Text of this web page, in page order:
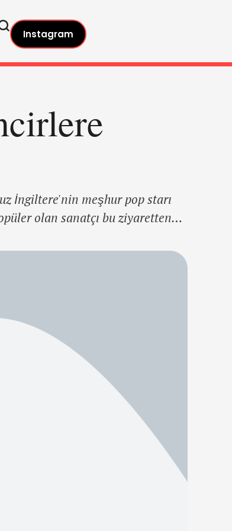
Instagram
İngiltere'nin meşhur pop starı
olan sanatçı bu ziyaretten
zincirlendi ve sonuç olarak